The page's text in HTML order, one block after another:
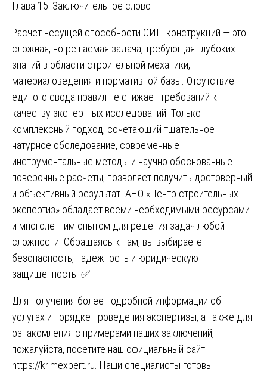
Глава 15: Заключительное слово
Расчет несущей способности СИП-конструкций — это
сложная, но решаемая задача, требующая глубоких
знаний в области строительной механики,
материаловедения и нормативной базы. Отсутствие
единого свода правил не снижает требований к
качеству экспертных исследований. Только
комплексный подход, сочетающий тщательное
натурное обследование, современные
инструментальные методы и научно обоснованные
поверочные расчеты, позволяет получить достоверный
и объективный результат. АНО «Центр строительных
экспертиз» обладает всеми необходимыми ресурсами
и многолетним опытом для решения задач любой
сложности. Обращаясь к нам, вы выбираете
безопасность, надежность и юридическую
защищенность. ✅
Для получения более подробной информации об
услугах и порядке проведения экспертизы, а также для
ознакомления с примерами наших заключений,
пожалуйста, посетите наш официальный сайт:
https://krimexpert.ru . Наши специалисты готовы